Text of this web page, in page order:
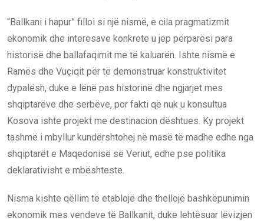
“Ballkani i hapur” filloi si një nismë, e cila pragmatizmit
ekonomik dhe interesave konkrete u jep përparësi para
historisë dhe ballafaqimit me të kaluarën. Ishte nismë e
Ramës dhe Vuçiqit për të demonstruar konstruktivitet
dypalësh, duke e lënë pas historinë dhe ngjarjet mes
shqiptarëve dhe serbëve, por fakti që nuk u konsultua
Kosova ishte projekt me destinacion dështues. Ky projekt
tashmë i mbyllur kundërshtohej në masë të madhe edhe nga
shqiptarët e Maqedonisë së Veriut, edhe pse politika
deklarativisht e mbështeste.
Nisma kishte qëllim të etablojë dhe thellojë bashkëpunimin
ekonomik mes vendeve të Ballkanit, duke lehtësuar lëvizjen